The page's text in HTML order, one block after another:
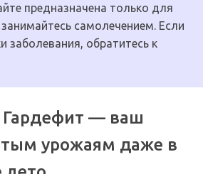
предназначена только для
самолечением. Если
заболевания, обратитесь к
Гардефит — ваш
урожаям даже в